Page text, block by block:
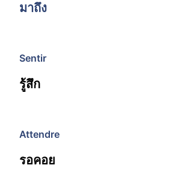
มาถึง
Sentir
รู้สึก
Attendre
รอคอย